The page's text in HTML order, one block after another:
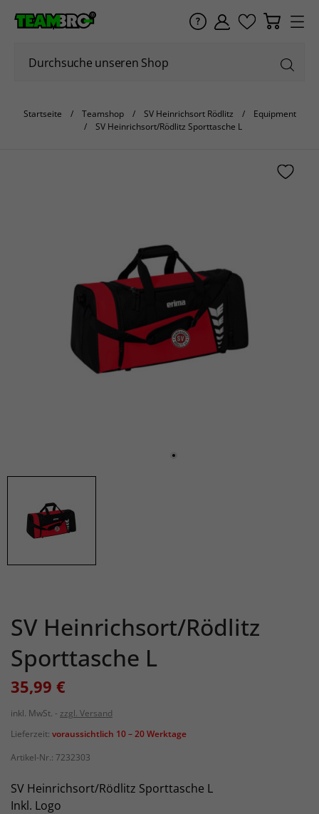
Startseite Teamshop SV Heinrichsort Rödlitz
Equipment
SV Heinrichsort/Rödlitz Sporttasche L
SV Heinrichsort/Rödlitz
Sporttasche L
35,99 €
inkl. MwSt.
zzgl. Versand
Lieferzeit: voraussichtlich 10 – 20 Werktage
Artikel-Nr.: 7232303
SV Heinrichsort/Rödlitz Sporttasche L
Inkl. Logo